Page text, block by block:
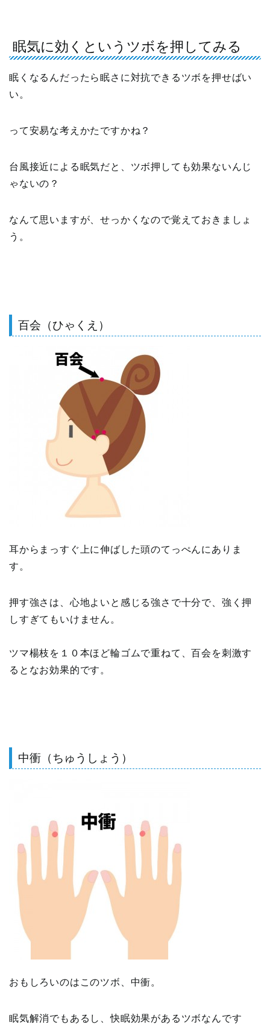
眠気に効くというツボを押してみる
眠くなるんだったら眠さに対抗できるツボを押せばい
い。
って安易な考えかたですかね？
台風接近による眠気だと、ツボ押しても効果ないんじ
ゃないの？
なんて思いますが、せっかくなので覚えておきましょ
う。
百会（ひゃくえ）
耳からまっすぐ上に伸ばした頭のてっぺんにありま
す。
押す強さは、心地よいと感じる強さで十分で、強く押
しすぎてもいけません。
ツマ楊枝を１０本ほど輪ゴムで重ねて、百会を刺激す
るとなお効果的です。
中衝（ちゅうしょう）
おもしろいのはこのツボ、中衝。
眠気解消でもあるし、快眠効果があるツボなんです